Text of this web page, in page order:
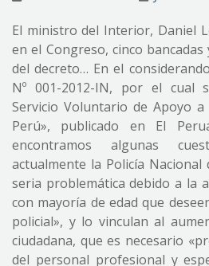
El ministro del Interior, Daniel
en el Congreso, cinco
del decreto… En el
Nº 001-2012-IN, por el cual
Servicio Voluntario de Apoyo
Perú», publicado en El
encontramos algunas
actualmente la Policía
seria problemática debido a la
con mayoría de edad que
policial», y lo vinculan al
ciudadana, que es necesario
del personal profesional y